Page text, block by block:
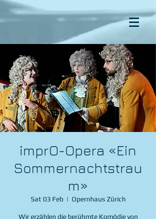
imprO-Opera «Ein
Sommernachtstrau
m»
Sat 03 Feb
  |
Opernhaus Zürich
Wir erzählen die berühmte Komödie von